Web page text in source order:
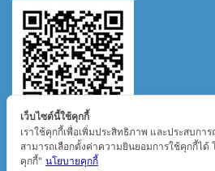
เว็บไซต์นี้ใช้คุกกี้
เราใช้คุกกี้เพื่อเพิ่มประสิทธิภาพ และประสบก
สามารถเลือกตั้งค่าความยินยอมการใช้คุกกี้ได้
คุกกี้" นโยบายคุกกี้